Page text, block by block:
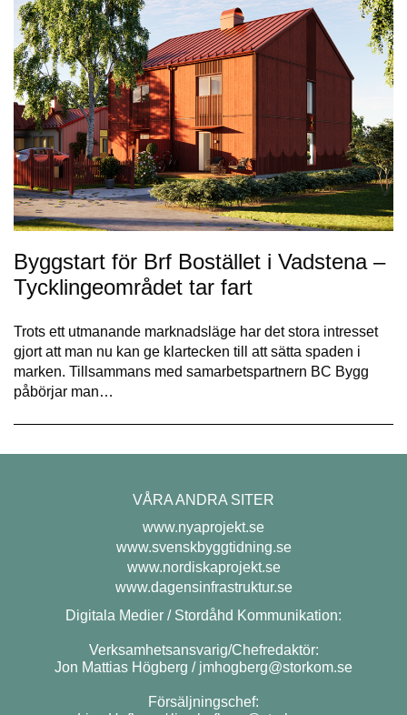
Byggstart för Brf Bostället i Vadstena –
Tycklingeområdet tar fart
Trots ett utmanande marknadsläge har det stora intresset
gjort att man nu kan ge klartecken till att sätta spaden i
marken. Tillsammans med samarbetspartnern BC Bygg
påbörjar man…
VÅRA ANDRA SITER
www.nyaprojekt.se
www.svenskbyggtidning.se
www.nordiskaprojekt.se
www.dagensinfrastruktur.se
Digitala Medier / Stordåhd Kommunikation:
Verksamhetsansvarig/Chefredaktör:
Jon Mattias Högberg / jmhogberg@storkom.se
Försäljningschef: